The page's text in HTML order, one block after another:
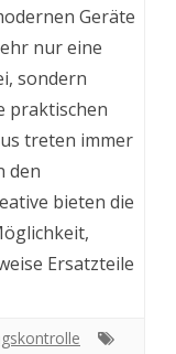
Geräte
nur eine
sondern
praktischen
treten immer
den
bieten die
Ersatzteile